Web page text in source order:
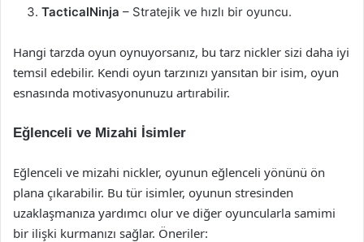
TacticalNinja – Stratejik ve hızlı bir oyuncu.
Hangi tarzda oyun oynuyorsanız, bu tarz nickler sizi daha iyi
temsil edebilir. Kendi oyun tarzınızı yansıtan bir isim, oyun
esnasında motivasyonunuzu artırabilir.
Eğlenceli ve Mizahi İsimler
Eğlenceli ve mizahi nickler, oyunun eğlenceli yönünü ön
plana çıkarabilir. Bu tür isimler, oyunun stresinden
uzaklaşmanıza yardımcı olur ve diğer oyuncularla samimi
bir ilişki kurmanızı sağlar. Öneriler: